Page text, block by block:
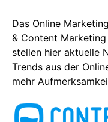
Das Online
& Content
stellen hier aktuelle
Trends aus der
mehr